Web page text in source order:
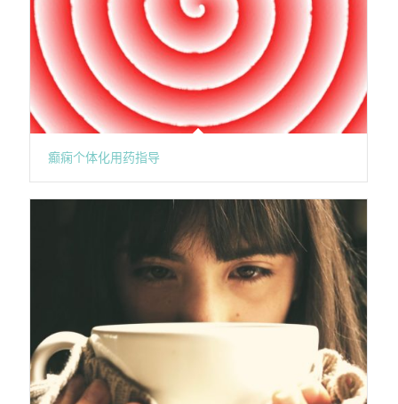
癫痫个体化用药指导